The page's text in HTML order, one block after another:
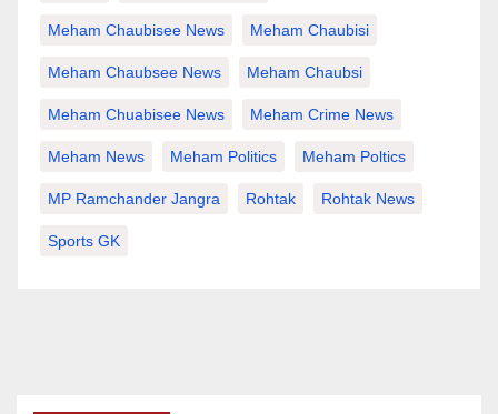
Meham Chaubisee News Meham Chaubisi
Meham Chaubsee News Meham Chaubsi
Meham Chuabisee News Meham Crime News
Meham News Meham Politics Meham Poltics
MP Ramchander Jangra Rohtak Rohtak News
Sports GK